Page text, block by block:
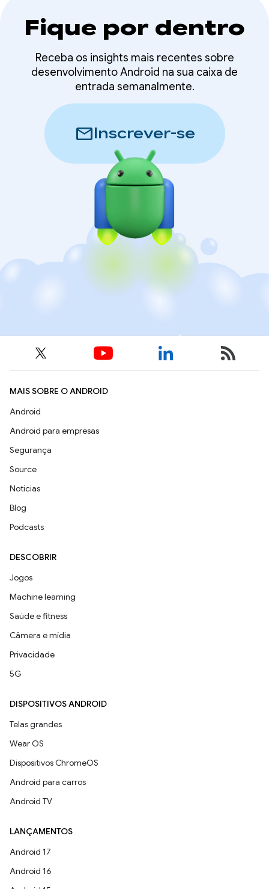
Fique por dentro
Receba os insights mais recentes sobre
desenvolvimento Android na sua caixa de
entrada semanalmente.
mailInscrever-se
MAIS SOBRE O ANDROID
Android
Android para empresas
Segurança
Source
Notícias
Blog
Podcasts
DESCOBRIR
Jogos
Machine learning
Saúde e fitness
Câmera e mídia
Privacidade
5G
DISPOSITIVOS ANDROID
Telas grandes
Wear OS
Dispositivos ChromeOS
Android para carros
Android TV
LANÇAMENTOS
Android 17
Android 16